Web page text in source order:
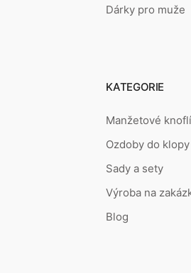
Dárky pro muže
KATEGORIE
Manžetové
Ozdoby do
Sady a sety
Výroba na
Blog